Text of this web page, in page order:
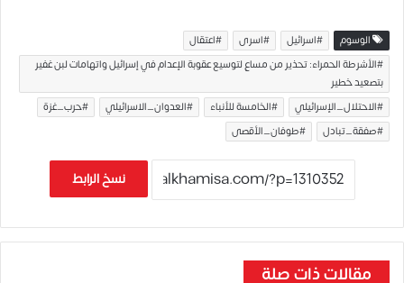
الوسوم #اسرائيل #اسرى
#اعتقال
#الأشرطة الحمراء: تحذير من مساعٍ لتوسيع عقوبة الإعدام في إسرائيل واتهامات لبن غفير
بتصعيد خطير
#الاحتلال_الإسرائيلي
#الخامسة للأنباء #العدوان_الاسرائيلي
#حرب_غزة
#صفقة_تبادل
#طوفان_الأقصى
نسخ الرابط
مقالات ذات صلة